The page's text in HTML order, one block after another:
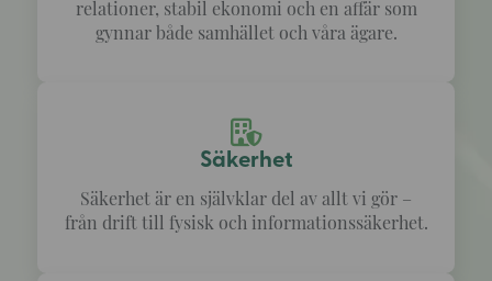
relationer, stabil ekonomi och en affär som
gynnar både samhället och våra ägare.
Säkerhet
Säkerhet är en självklar del av allt vi gör –
från drift till fysisk och informationssäkerhet.